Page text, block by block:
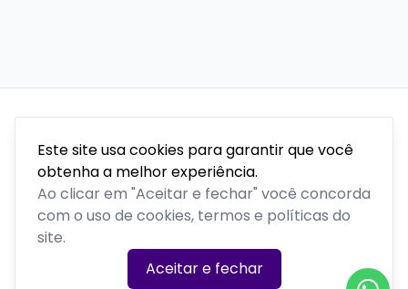
Este site usa cookies para garantir que você
obtenha a melhor experiência.
Ao clicar em "Aceitar e fechar" você concorda
com o uso de cookies, termos e políticas do
site.
Aceitar e fechar
Polenta Comedy
PLATAFORMA POR
Precisa de ajuda?
+55 (54) 99377-7581